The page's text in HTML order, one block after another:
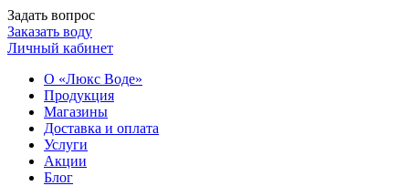
Задать вопрос
Заказать воду
Личный кабинет
О «Люкс Воде»
Продукция
Магазины
Доставка и оплата
Услуги
Акции
Блог